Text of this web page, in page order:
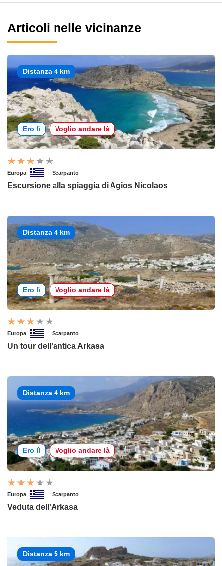
Articoli nelle vicinanze
Distanza 4 km
Ero lì Voglio andare là
Europa Scarpanto
Escursione alla spiaggia di Agios Nicolaos
Distanza 4 km
Ero lì Voglio andare là
Europa Scarpanto
Un tour dell'antica Arkasa
Distanza 4 km
Ero lì Voglio andare là
Europa Scarpanto
Veduta dell'Arkasa
Distanza 5 km